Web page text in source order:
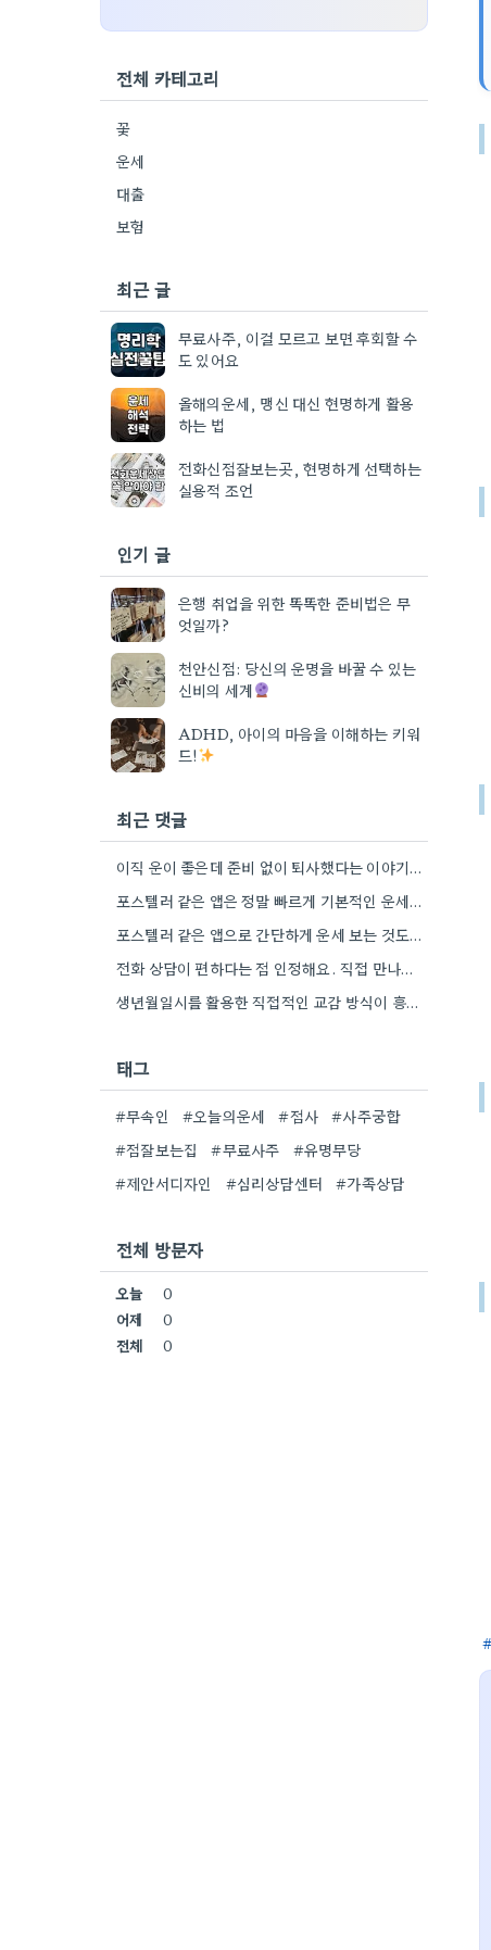
전체 카테고리
꽃
운세
대출
보험
최근 글
무료사주, 이걸 모르고 보면 후회할 수
도 있어요
올해의운세, 맹신 대신 현명하게 활용
하는 법
전화신점잘보는곳, 현명하게 선택하는
실용적 조언
인기 글
은행 취업을 위한 똑똑한 준비법은 무
엇일까?
천안신점: 당신의 운명을 바꿀 수 있는
신비의 세계
ADHD, 아이의 마음을 이해하는 키워
드!
최근 댓글
이직 운이 좋은데 준비 없이 퇴사했다는 이야기가 마음 아프네요. 좀 더 신중하게 상황을 판단해야 할…
포스텔러 같은 앱은 정말 빠르게 기본적인 운세를 알려주네요. 저는 운세 보는 것보다, 앞으로의 계획을 세울…
포스텔러 같은 앱으로 간단하게 운세 보는 것도 괜찮네요. 꼼꼼하게 분석하기 전에 먼저 방향 잡기가 좋겠어요.
전화 상담이 편하다는 점 인정해요. 직접 만나는 것만큼 깊이 있는 통찰력을 얻기는 어려울 것 같아요.
생년월일시를 활용한 직접적인 교감 방식이 흥미로워요. 단순히 이론적 틀에 기대는 것보다, 개인의 상황에 맞춰 신령의…
태그
#무속인 #오늘의운세 #점사
#사주궁합
#점잘보는집
#무료사주
#유명무당
#제안서디자인
#심리상담센터 #가족상담
전체 방문자
오늘
0
어제
0
전체
0